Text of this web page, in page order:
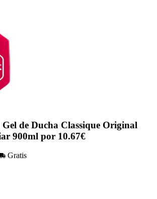
Gel de Ducha Classique Original
900ml por 10.67€
Gratis